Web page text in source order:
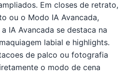
Em closes de retrato,
ou o Modo IA Avancada,
IA Avancada se destaca na
labial e highlights.
de palco ou fotografia
o modo de cena